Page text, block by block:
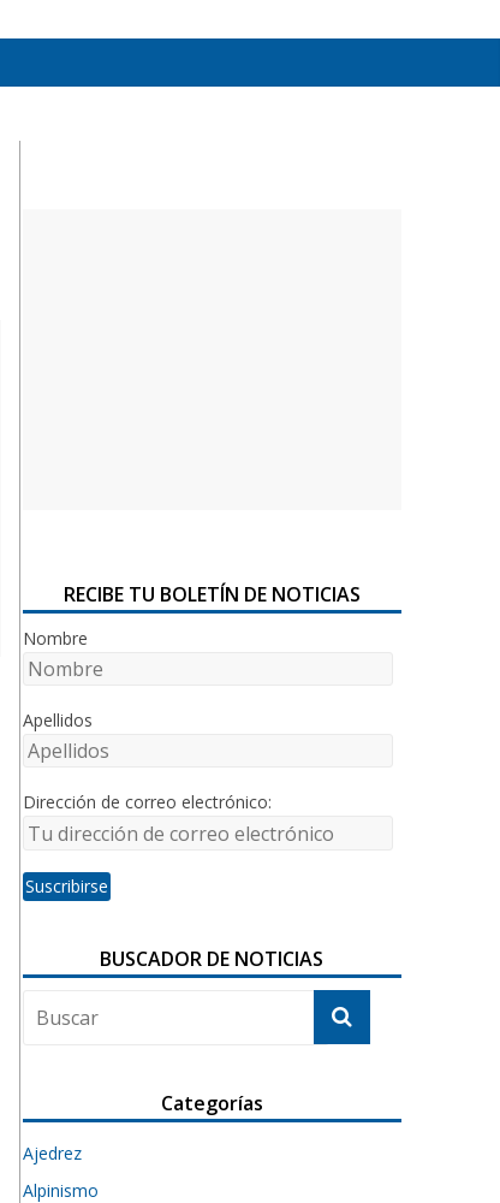
RECIBE TU BOLETÍN DE NOTICIAS
Nombre
Apellidos
Dirección de correo electrónico:
BUSCADOR DE NOTICIAS
Categorías
Ajedrez
Alpinismo